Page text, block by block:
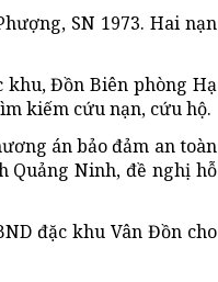
SN 1973. Hai nạn
khu, Đồn Biên phòng Hạ
kiếm cứu nạn, cứu hộ.
án bảo đảm an toàn
Quảng Ninh, đề nghị hỗ
đặc khu Vân Đồn cho